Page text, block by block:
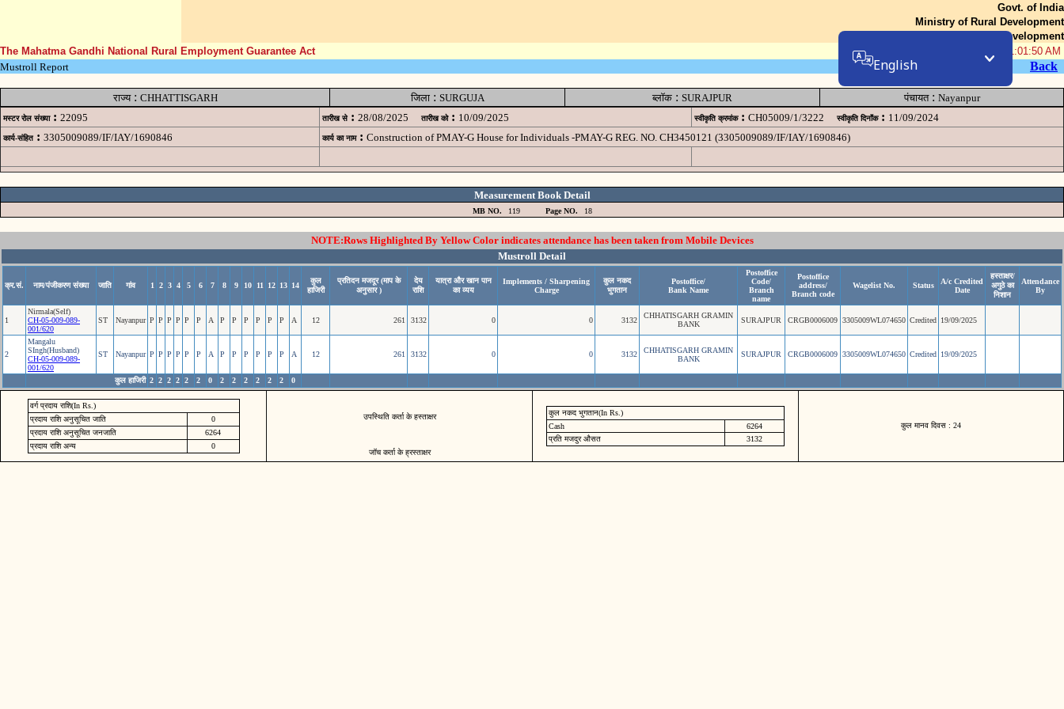
Govt. of India
Ministry of Rural Development
Department of Rural Development
The Mahatma Gandhi National Rural Employment Guarantee Act
08-Aug-2026 01:01:50 AM
Mustroll Report
Back
राज्य: CHHATTISGARH जिला: SURGUJA ब्लॉक : SURAJPUR पंचायत: Nayanpur
मस्टर रोल संख्या : 22095 तारीख से : 28/08/2025 तारीख को : 10/09/2025 स्वीकृति क्रमांक : CH05009/1/3222 स्वीकृति दिनॉंक : 11/09/2024
कार्य-संहित : 3305009089/IF/IAY/1690846 कार्य का नाम : Construction of PMAY-G House for Individuals -PMAY-G REG. NO. CH3450121 (3305009089/IF/IAY/1690846)
Measurement Book Detail
MB NO. 119 Page NO. 18
NOTE:Rows Highlighted By Yellow Color indicates attendance has been taken from Mobile Devices
Mustroll Detail
क्र.सं. नाम/पंजीकरण संख्या जाति गांव 1 2 3 4 5 6 7 8 9 10 11 12 13 14
कुल
हाजिरी
प्रतिदन मजदूर (माप के
अनुसार )
देय
राशि
यात्रा और खान पान
का व्यय
Implements / Sharpening
Charge
कुल नकद
भुगतान
Postoffice/
Bank Name
Postoffice
Code/
Branch
name
Postoffice
address/
Branch code
Wagelist No. Status
A/c Credited
Date
हस्ताक्षर/
अगुठे का
निशान
Attendance
By
1
Nirmala(Self)
CH-05-009-089-
001/620
ST Nayanpur P P P P P P A P P P P P P A 12 261 3132 0 0 3132
CHHATISGARH GRAMIN
BANK
SURAJPUR CRGB0006009 3305009WL074650 Credited 19/09/2025
2
Mangalu
SIngh(Husband)
CH-05-009-089-
001/620
ST Nayanpur P P P P P P A P P P P P P A 12 261 3132 0 0 3132
CHHATISGARH GRAMIN
BANK
SURAJPUR CRGB0006009 3305009WL074650 Credited 19/09/2025
कुल हाजिरी 2 2 2 2 2 2 0 2 2 2 2 2 2 0
वर्ग प्रदाय राशि(In Rs.)
प्रदाय राशि अनुसूचित जाति
0
प्रदाय राशि अनुसूचित जनजाति
6264
प्रदाय राशि अन्य
0
उपस्थिति कर्ता के हस्ताक्षर
जॉच कर्ता के ह्रस्ताक्षर
कुल नकद भुगतान(In Rs.)
Cash
6264
प्रति मजदुर औसत
3132
कुल मानव दिवस : 24
English